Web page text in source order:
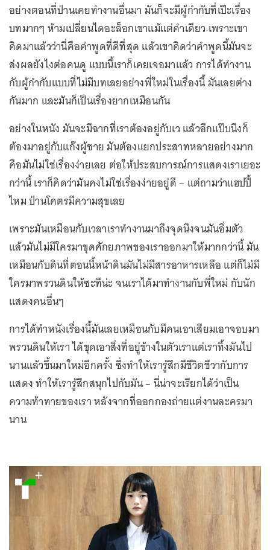
อย่างตอนที่ป่านเคยทำงานอื่นมา มันก็จะมีผู้กำกับที่เป๊ะเรื่อง
บทมากๆ ห้ามเปลี่ยนไดอะล็อกเขาแม้แต่คำเดียว เพราะเขา
คิดมาแล้วว่านี่คือคำพูดที่ดีที่สุด แล้วเขาคิดว่าคำพูดนี้มันจะ
ส่งผลยังไงต่อคนดู แบบนี้เราก็เคยเจอมาแล้ว การได้ทำงาน
กับผู้กำกับแบบที่ไม่มีบทเลยอย่างพี่ใหม่ในเรื่องนี้ มันเลยต่าง
กันมาก และมันก็เป็นเรื่องยากเหมือนกัน
อย่างในหนัง มันจะมีฉากที่เราต้องอยู่กับเว แล้วอีกแป๊บนึงก็
ต้องมาอยู่กับแก๊งผู้ชาย มันต้องแยกประสาทหลายอย่างมาก
คือมันไม่ใช่เรื่องง่ายเลย ต่อให้ประสบการณ์การแสดงเราเยอะ
กว่านี้ เราก็คิดว่ามันคงไม่ใช่เรื่องง่ายอยู่ดี – แต่ถามว่าแฮปปี้
ไหม ป่านโคตรมีความสุขเลย
เพราะมันเหมือนกับเวลาเราทำงานมาถึงจุดนึงจนมันอิ่มตัว
แล้วมันไม่มีใครมาขุดศักยภาพของเราออกมาให้มากกว่านี้ มัน
เหมือนกับดินที่ตอนนี้หน้าดินมันไม่มีสารอาหารเหลือ แต่ก็ไม่มี
ใครมาพรวนดินให้ซะทีน่ะ จนเราได้มาทำงานกับพี่ใหม่ กับนัก
แสดงคนอื่นๆ
การได้ทำหนังเรื่องนี้มันเลยเหมือนกับมีคนเอาเสียมเอาจอบมา
พรวนดินให้เรา ได้ขุดเอาสิ่งที่อยู่ข้างในตัวเราแต่เราทิ้งมันไป
นานแล้วขึ้นมาใหม่อีกครั้ง ซึ่งทำให้เรารู้สึกมีชีวิตชีวากับการ
แสดง ทำให้เรารู้สึกสนุกไปกับมัน – นี่น่าจะเรียกได้ว่าเป็น
ความท้าทายของเรา หลังจากที่ออกกองถ่ายแต่งานละครมา
นาน